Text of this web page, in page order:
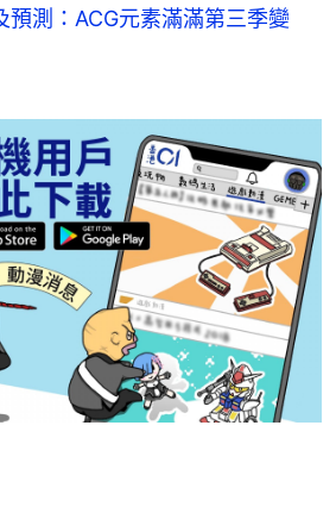
預測：ACG元素滿滿第三季變